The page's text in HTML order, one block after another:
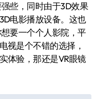
些，同时由于3D效果
电影播放设备。这也
要一个个人影院，平
视是个不错的选择，
体验，那还是VR眼镜